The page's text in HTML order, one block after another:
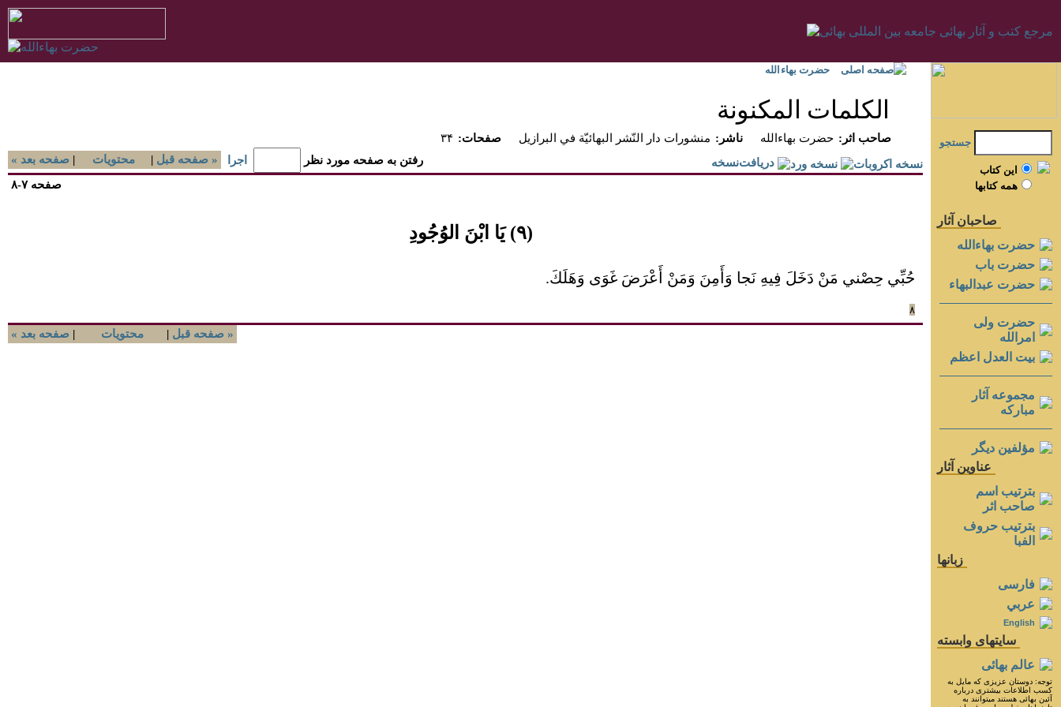
صفحه اصلی حضرت بهاءالله
الكلمات المكنونة
۳۴ :صفحات منشورات دار النّشر البهائيّة في البرازيل :ناشر حضرت بهاءالله
:صاحب اثر
« صفحه بعد | محتويات | صفحه قبل » رفتن به صفحه مورد نظر اجرا
(۹) يَا ابْنَ الوُجُودِ
حُبِّي حِصْني مَنْ دَخَلَ فِيهِ نَجا وَأَمِنَ وَمَنْ أَعْرَضَ غَوَى وَهَلَكَ.
۸
« صفحه بعد | محتويات | صفحه قبل »
جستجو
اين کتاب
همه کتابها
صاحبان آثار
حضرت بهاءالله
حضرت باب
حضرت عبدالبهاء
حضرت ولی
امرالله
بيت العدل اعظم
مجموعه آثار
مباركه
مؤلفين ديگر
عناوين آثار
بترتيب اسم
صاحب اثر
بترتيب حروف
الفبا
زبانها
فارسی
عربي
English
سايتهای وابسته
عالم بهائی
توجه: دوستان عزيزى كه مايل به
كسب اطلاعات بيشترى درباره
آئين بهائى هستند ميتوانند به